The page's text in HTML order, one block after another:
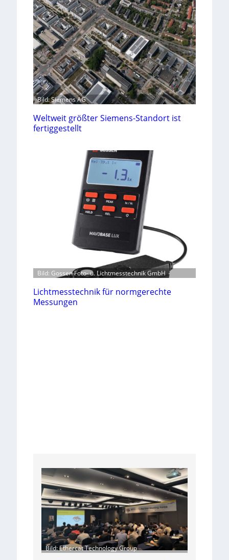
Bild: Siemens AG
Weltweit größter Siemens-Standort ist
fertiggestellt
Bild: Gossen Foto- u. Lichtmesstechnik GmbH
Lichtmesstechnik für normgerechte
Messungen
Bild: Ethercat Technology Group